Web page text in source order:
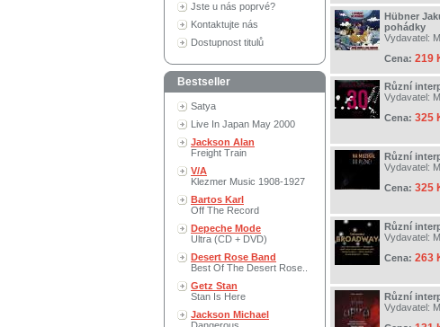
Jste u nás poprvé?
Kontaktujte nás
Dostupnost titulů
Bestseller
Satya
Live In Japan May 2000
Jackson Alan
Freight Train
V/A
Klezmer Music 1908-1927
Bartos Karl
Off The Record
Depeche Mode
Ultra (CD + DVD)
Desert Rose Band
Best Of The Desert Rose..
Getz Stan
Stan Is Here
Jackson Michael
Hübner
pohádky
Vydavatel:
Cena: 219
Různí
Vydavatel:
Cena: 325
Různí
Vydavatel:
Cena: 325
Různí
Vydavatel:
Cena: 263
Různí
Vydavatel: